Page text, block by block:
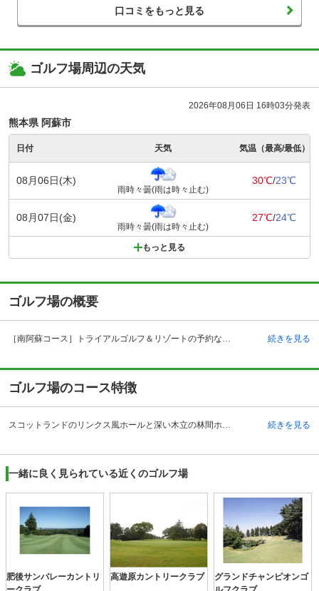
口コミをもっと見る
ゴルフ場周辺の天気
2026年08月06日 16時03分発表
熊本県 阿蘇市
日付 天気 気温（最高/最低）
08月06日(木)
雨時々曇(雨は時々止む)
30℃/23℃
08月07日(金)
雨時々曇(雨は時々止む)
27℃/24℃
もっと見る
ゴルフ場の概要
［南阿蘇コース］トライアルゴルフ＆リゾートの予約ならじゃらんゴルフ。カートの有無や利用税、キャンセル料、ナイター設備、駐車場などのコース情報はもちろん、口コミ、フォトギャラリーなどコースの難易度や攻略に役立つ情報充実、予約する度にポイントが貯まるのでお得にゴルフをお楽しみ頂けます。 熊本県阿蘇郡の［南阿蘇コース］トライアルゴルフ＆リゾートは、益城熊本空港インターチェンジから車で約48分、立野駅からタクシーで約15分の場所にあるゴルフ場です。熊本市から約50分とアクセスもよいことから熊本県内はもちろん、九州各県からゴルファーが訪れます。戸張捷氏の設計・監修により平成6年に開場。阿蘇を一望できる広大なロケーションを活かしたコースとなっています。クラブハウスは、阿蘇五岳と田園風景の長閑さを感じることのできるロケーション。レストランや大浴場からもその眺めは見事で、食事や入浴を楽しみながらプレー後の疲れを癒すこともできます。練習場はパッティング、ショット練習ともにできる設備が整っており、スタート前のコンディションを万全に整えることも可能。ゆったりとした気分でゴルフライフを満喫することができます。 続きを見る
ゴルフ場のコース特徴
スコットランドのリンクス風ホールと深い木立の林間ホールが交錯する18ホールの丘陵コースです。標高470メートルに広がるコースは、目前に阿蘇の山々がせまる雄大な景観に包まれています。総じてフェアウェイが広く、まわりは杉林でセパレートされています。グリーンも受けており、素直なアンジュレーションなので、手前から攻めればスコアもまとめられます。OUTは2番、3番のフェアウェイ左サイドの池が待ち構えているので注意が必要です。特に3番はゆるやかな右ドッグ。ビーチバンカーもあり美しさがありますが、難しいホール。左サイドに大きな池が横たわるロングで2打目の落とし所が狭くなっています。INは、右ドッグや左ドッグのホールがいくつもあり、トリッキー。全体に戦略性の高い難コースとなっています。 続きを見る
一緒に良く見られている近くのゴルフ場
肥後サンバレーカントリ
高遊原カントリークラブ
グランドチャンピオンゴ